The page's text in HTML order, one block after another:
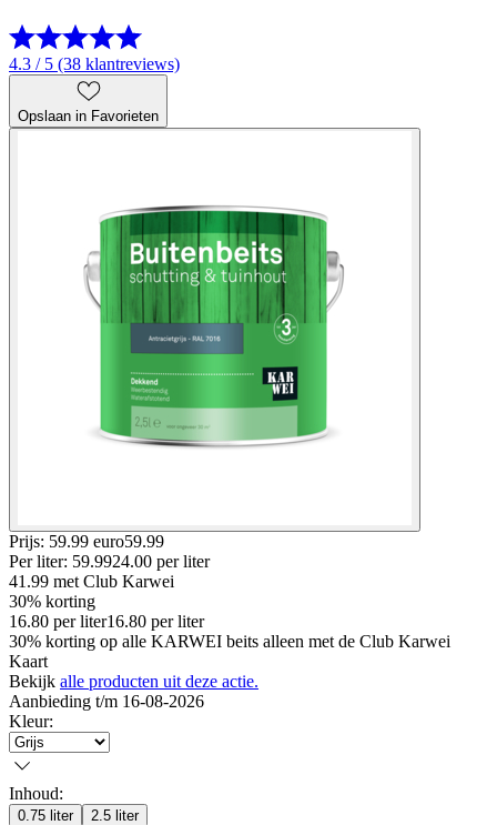
4.3 / 5 (38 klantreviews)
Opslaan in Favorieten
Prijs: 59.99 euro59.99
Per liter: 59.9924.00 per liter
41.99 met Club Karwei
30% korting
16.80 per liter16.80 per liter
30% korting op alle KARWEI beits alleen met de Club Karwei
Kaart
Bekijk alle producten uit deze actie.
Aanbieding t/m 16-08-2026
Kleur:
Inhoud:
0.75 liter 2.5 liter